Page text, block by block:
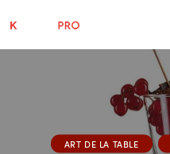
ART DE LA TABLE